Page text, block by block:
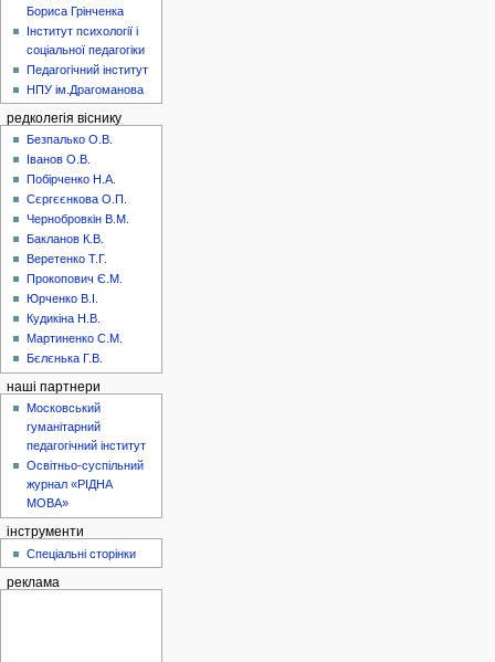
Бориса Грінченка
Інститут психології і
соціальної педагогіки
Педагогічний інститут
НПУ ім.Драгоманова
редколегія віснику
Безпалько О.В.
Іванов О.В.
Побірченко Н.А.
Сєргєєнкова О.П.
Чернобровкін В.М.
Бакланов К.В.
Веретенко Т.Г.
Прокопович Є.М.
Юрченко В.І.
Кудикіна Н.В.
Мартиненко С.М.
Бєлєнька Г.В.
наші партнери
Московський
гуманітарний
педагогічний інститут
Освітньо-суспільний
журнал «РІДНА
МОВА»
інструменти
Спеціальні сторінки
реклама